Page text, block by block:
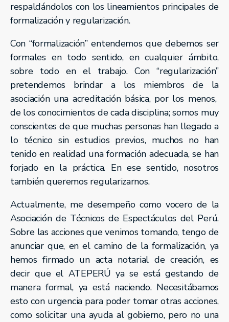
respaldándolos con los lineamientos principales de
formalización y regularización.
Con “formalización” entendemos que debemos ser
formales en todo sentido, en cualquier ámbito,
sobre todo en el trabajo. Con “regularización”
pretendemos brindar a los miembros de la
asociación una acreditación básica, por los menos,
de los conocimientos de cada disciplina; somos muy
conscientes de que muchas personas han llegado a
lo técnico sin estudios previos, muchos no han
tenido en realidad una formación adecuada, se han
forjado en la práctica. En ese sentido, nosotros
también queremos regularizarnos.
Actualmente, me desempeño como vocero de la
Asociación de Técnicos de Espectáculos del Perú.
Sobre las acciones que venimos tomando, tengo de
anunciar que, en el camino de la formalización, ya
hemos firmado un acta notarial de creación, es
decir que el ATEPERÚ ya se está gestando de
manera formal, ya está naciendo. Necesitábamos
esto con urgencia para poder tomar otras acciones,
como solicitar una ayuda al gobierno, pero no una